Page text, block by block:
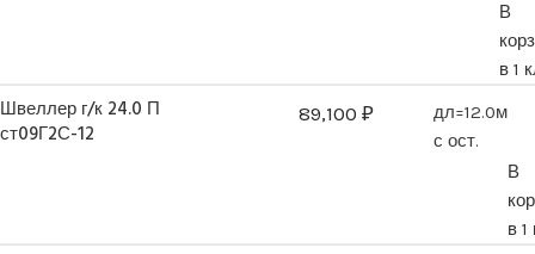
В
в 1
Швеллер г/к 24.0 П
ст09Г2С-12
89,100 ₽
дл=12.0м
с ост.
В
в 1